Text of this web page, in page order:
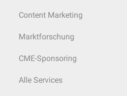
Content Marketing
Marktforschung
CME-Sponsoring
Alle Services